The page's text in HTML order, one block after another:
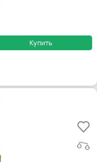
Купить